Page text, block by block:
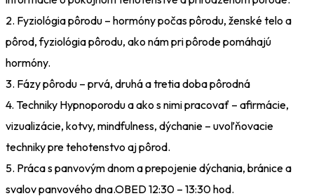
2. Fyziológia pôrodu – hormóny počas pôrodu, ženské telo a
pôrod, fyziológia pôrodu, ako nám pri pôrode pomáhajú
hormóny.
3. Fázy pôrodu – prvá, druhá a tretia doba pôrodná
4. Techniky Hypnoporodu a ako s nimi pracovať – afirmácie,
vizualizácie, kotvy, mindfulness, dýchanie – uvoľňovacie
techniky pre tehotenstvo aj pôrod.
5. Práca s panvovým dnom a prepojenie dýchania, bránice a
svalov panvového dna.OBED 12:30 – 13:30 hod.